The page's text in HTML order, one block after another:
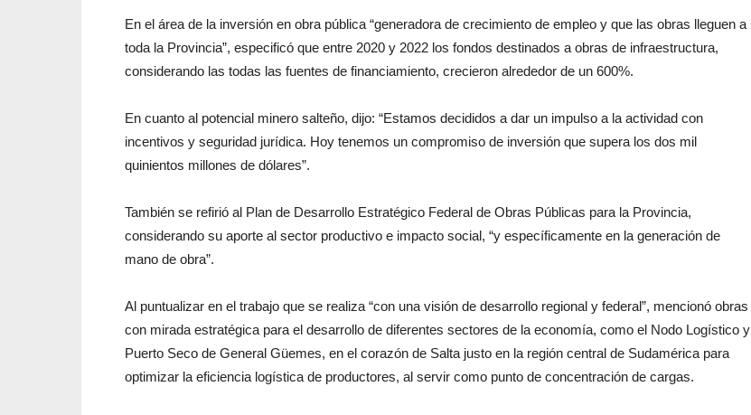
En el área de la inversión en obra pública “generadora de crecimiento de empleo y que las obras lleguen a
toda la Provincia”, especificó que entre 2020 y 2022 los fondos destinados a obras de infraestructura,
considerando las todas las fuentes de financiamiento, crecieron alrededor de un 600%.
En cuanto al potencial minero salteño, dijo: “Estamos decididos a dar un impulso a la actividad con
incentivos y seguridad jurídica. Hoy tenemos un compromiso de inversión que supera los dos mil
quinientos millones de dólares”.
También se refirió al Plan de Desarrollo Estratégico Federal de Obras Públicas para la Provincia,
considerando su aporte al sector productivo e impacto social, “y específicamente en la generación de
mano de obra”.
Al puntualizar en el trabajo que se realiza “con una visión de desarrollo regional y federal”, mencionó obras
con mirada estratégica para el desarrollo de diferentes sectores de la economía, como el Nodo Logístico y
Puerto Seco de General Güemes, en el corazón de Salta justo en la región central de Sudamérica para
optimizar la eficiencia logística de productores, al servir como punto de concentración de cargas.